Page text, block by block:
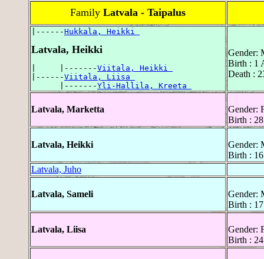
Family Latvala - Taipalus
|------Hukkala, Heikki
Latvala, Heikki
|     |-------Viitala, Heikki
|------Viitala, Liisa
      |-------
Yli-Hallila, Kreeta
Gender:
Birth : 1
Death :
Latvala, Marketta
Gender:
Birth :
Latvala, Heikki
Gender:
Birth :
Latvala, Juho
Latvala, Sameli
Gender:
Birth :
Latvala, Liisa
Gender:
Birth :